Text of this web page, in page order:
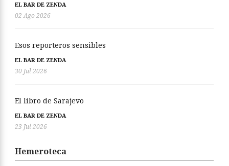
EL BAR DE ZENDA
02 Ago 2026
Esos reporteros sensibles
EL BAR DE ZENDA
30 Jul 2026
El libro de Sarajevo
EL BAR DE ZENDA
23 Jul 2026
Hemeroteca